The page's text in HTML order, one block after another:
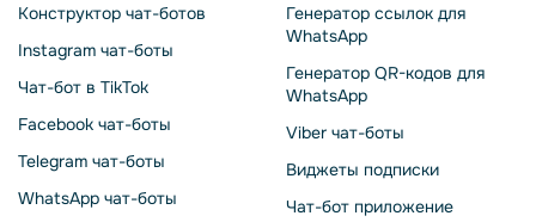
Конструктор чат-ботов
Instagram чат-боты
Чат-бот в TikTok
Facebook чат-боты
Telegram чат-боты
WhatsApp чат-боты
Генератор ссылок для
WhatsApp
Генератор QR-кодов для
WhatsApp
Viber чат-боты
Виджеты подписки
Чат-бот приложение